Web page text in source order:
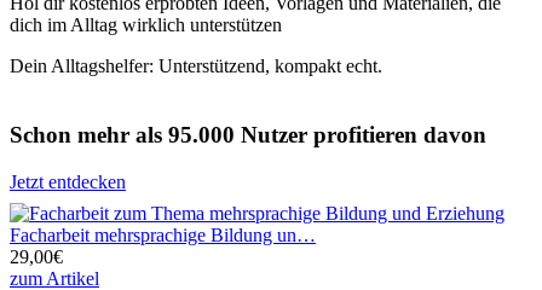
dich im Alltag wirklich unterstützen
Dein Alltagshelfer: Unterstützend, kompakt echt.
Schon mehr als 95.000 Nutzer profitieren davon
Jetzt entdecken
Facharbeit mehrsprachige Bildung un…
29,00€
zum Artikel